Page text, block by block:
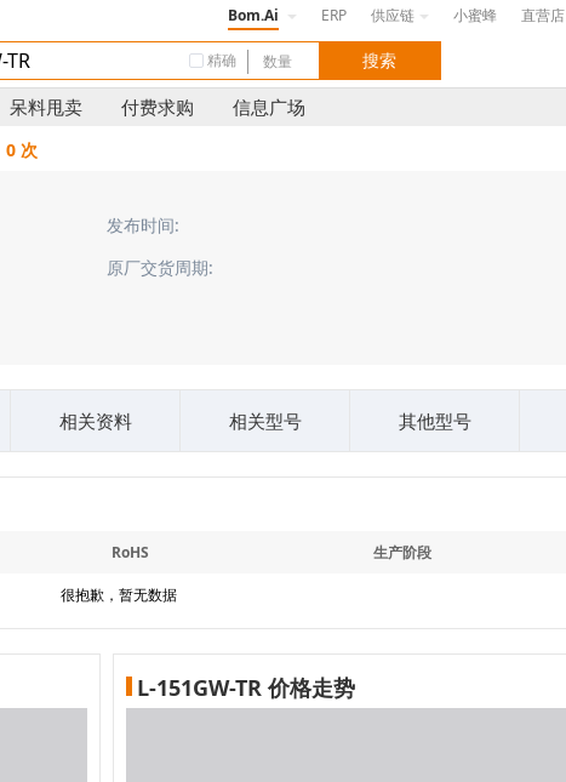
Bom.Ai ERP 供应链 小蜜蜂 直营店
精确
呆料甩卖 付费求购 信息广场
0 次
发布时间:
原厂交货周期:
相关资料 相关型号 其他型号
RoHS 生产阶段
很抱歉，暂无数据
L-151GW-TR 价格走势